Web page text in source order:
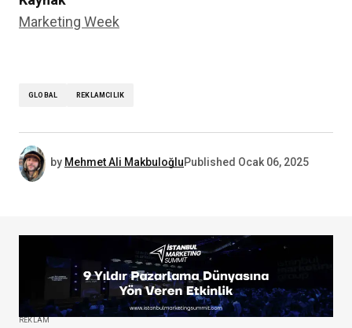
Marketing Week
GLOBAL REKLAMCILIK
by Mehmet Ali MakbuloğluPublished Ocak 06, 2025
REKLAM